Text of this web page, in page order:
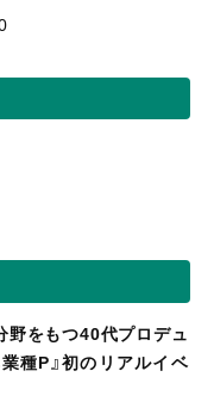
野をもつ40代プロデュ
種P』初のリアルイベ